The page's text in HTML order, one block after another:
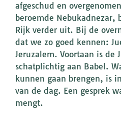
afgeschud en
beroemde Nebukadnezar,
Rijk verder uit. Bij de
dat we zo goed kennen:
Jeruzalem. Voortaan is de
schatplichtig aan Babel.
kunnen gaan brengen, is
van de dag. Een gesprek
mengt.